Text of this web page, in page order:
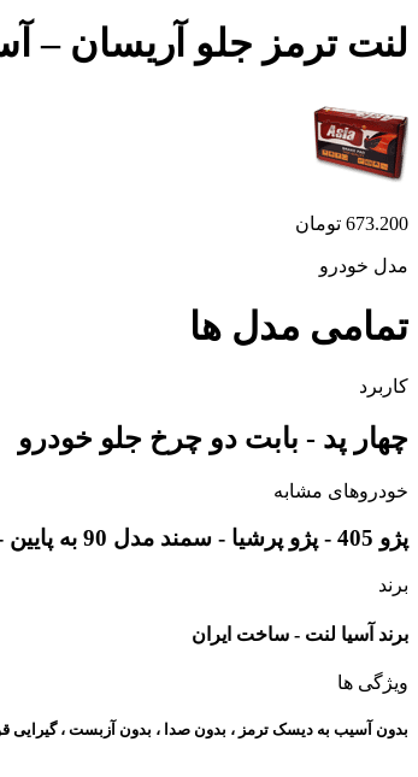
لنت ترمز جلو آریسان –
673.200 تومان
مدل خودرو
تمامی مدل ها
کاربرد
چهار پد - بابت دو چرخ جلو خودرو
خودروهای مشابه
پژو 405 - پژو پرشیا - سمند مدل 90 به پایین - سورن مدل 90 به پایین - پرشیا TU5 - آریسان
برند
برند آسیا لنت - ساخت ایران
ویژگی ها
بدون آسیب به دیسک ترمز ، بدون صدا ، بدون آزبست ، گیرایی